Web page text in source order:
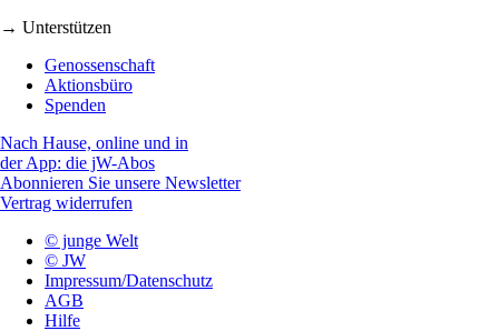
→ Unterstützen
Genossenschaft
Aktionsbüro
Spenden
Nach Hause, online und in
der App: die jW-Abos
Abonnieren Sie unsere Newsletter
Vertrag widerrufen
© junge Welt
© JW
Impressum/Datenschutz
AGB
Hilfe